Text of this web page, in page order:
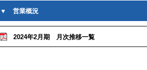
▼ 営業概況
2024年2月期 月次推移一覧